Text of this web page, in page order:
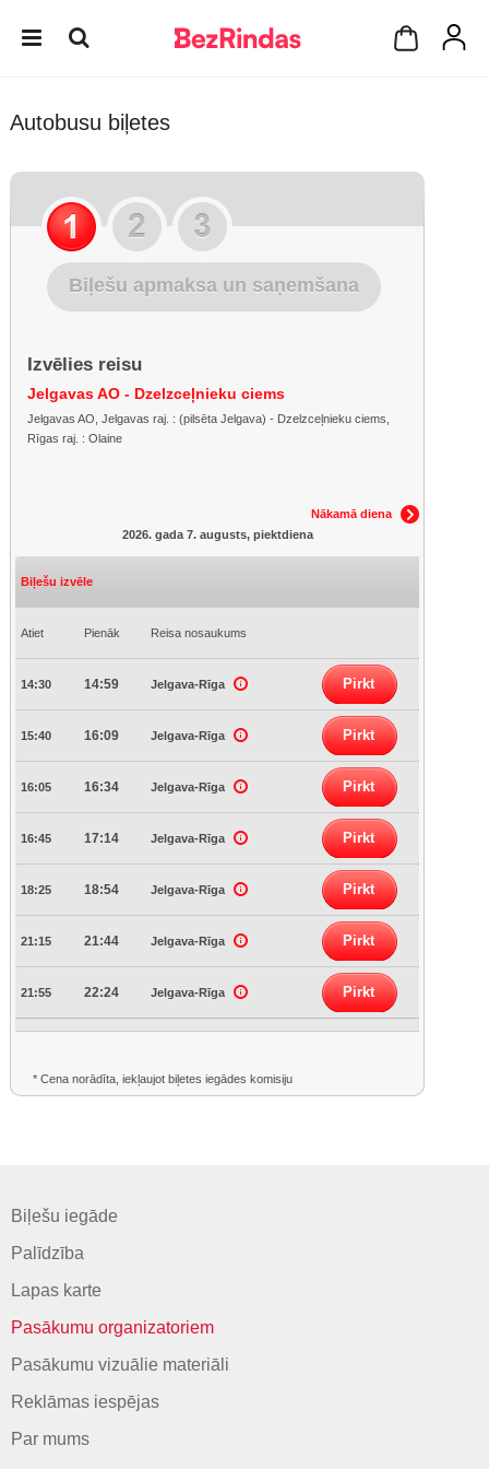
Autobusu biļetes
Biļešu apmaksa un saņemšana
Izvēlies reisu
Jelgavas AO - Dzelzceļnieku ciems
Jelgavas AO, Jelgavas raj. : (pilsēta Jelgava) - Dzelzceļnieku ciems,
Rīgas raj. : Olaine
Nākamā diena
2026. gada 7. augusts, piektdiena
Biļešu izvēle
Atiet Pienāk Reisa nosaukums
14:30 14:59 Jelgava-Rīga Pirkt
15:40 16:09 Jelgava-Rīga Pirkt
16:05 16:34 Jelgava-Rīga Pirkt
16:45 17:14 Jelgava-Rīga Pirkt
18:25 18:54 Jelgava-Rīga Pirkt
21:15 21:44 Jelgava-Rīga Pirkt
21:55 22:24 Jelgava-Rīga Pirkt
* Cena norādīta, iekļaujot biļetes iegādes komisiju
Biļešu iegāde
Palīdzība
Lapas karte
Pasākumu organizatoriem
Pasākumu vizuālie materiāli
Reklāmas iespējas
Par mums